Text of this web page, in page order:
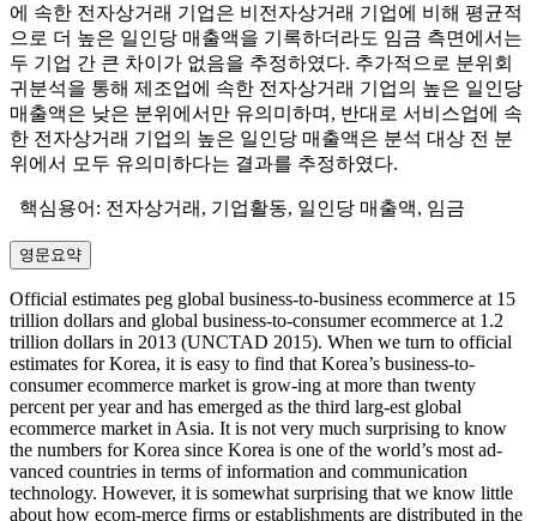
에 속한 전자상거래 기업은 비전자상거래 기업에 비해 평균적
으로 더 높은 일인당 매출액을 기록하더라도 임금 측면에서는
두 기업 간 큰 차이가 없음을 추정하였다. 추가적으로 분위회
귀분석을 통해 제조업에 속한 전자상거래 기업의 높은 일인당
매출액은 낮은 분위에서만 유의미하며, 반대로 서비스업에 속
한 전자상거래 기업의 높은 일인당 매출액은 분석 대상 전 분
위에서 모두 유의미하다는 결과를 추정하였다.
핵심용어: 전자상거래, 기업활동, 일인당 매출액, 임금
영문요약
Official estimates peg global business-to-business ecommerce at 15
trillion dollars and global business-to-consumer ecommerce at 1.2
trillion dollars in 2013 (UNCTAD 2015). When we turn to official
estimates for Korea, it is easy to find that Korea’s business-to-
consumer ecommerce market is grow-ing at more than twenty
percent per year and has emerged as the third larg-est global
ecommerce market in Asia. It is not very much surprising to know
the numbers for Korea since Korea is one of the world’s most ad-
vanced countries in terms of information and communication
technology. However, it is somewhat surprising that we know little
about how ecom-merce firms or establishments are distributed in the